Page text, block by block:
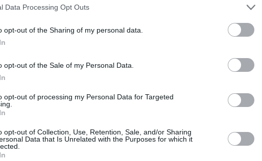
Data Processing Opt Outs
opt-out of the Sharing of my personal data.
opt-out of the Sale of my Personal Data.
opt-out of processing my Personal Data for Targeted
opt-out of Collection, Use, Retention, Sale, and/or Sharing
Data that Is Unrelated with the Purposes for which it
σε μηχανικούς που εργάζονται σε έργα στο
χρόνο.
οι μεγάλες τεχνολογικές και βιομηχανικές
θέσεων εργασίας από όσες έχουν καταργήσει.
της Apollo Global Management, Τόρστεν
νοημοσύνη αναμένεται να αλλάξει τη δομή της
τις θέσεις απασχόλησης.
επηρεάσει την αγορά εργασίας και ενδέχεται να
χρόνια. Ωστόσο, τονίζεται πως τα στοιχεία που